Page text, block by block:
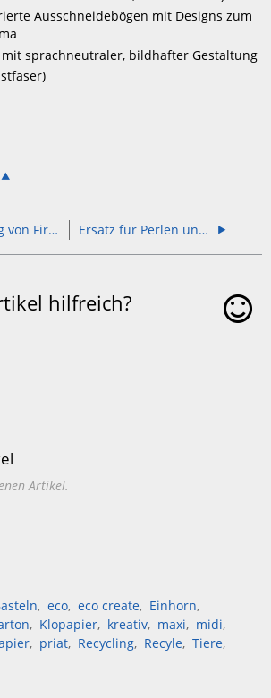
Ausschneidebögen mit Designs zum
sprachneutraler, bildhafter Gestaltung
Verwendung von Firnis, Glitter und Sand Ersatz für Perlen und Schnüre Ravensburger Creation
hilfreich?
Artikel.
eco eco create
Einhorn
Klopapier kreativ maxi
midi
priat Recycling Recyle Tiere